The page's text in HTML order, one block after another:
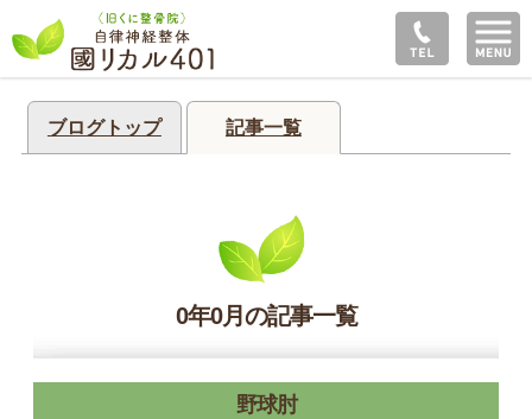
ブログトップ 記事一覧
0年0月の記事一覧
野球肘